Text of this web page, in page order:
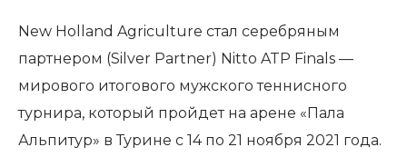
New Holland Agriculture стал серебряным
партнером (Silver Partner) Nitto ATP Finals —
мирового итогового мужского теннисного
турнира, который пройдет на арене «Пала
Альпитур» в Турине с 14 по 21 ноября 2021 года.